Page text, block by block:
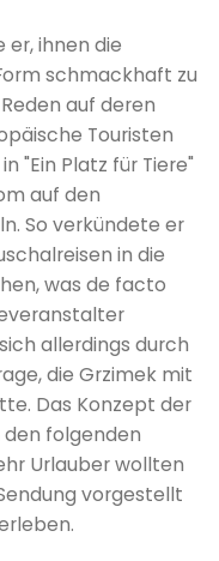
er, ihnen die
schmackhaft zu
auf deren
Touristen
"Ein Platz für Tiere"
auf den
So verkündete er
in die
was de facto
allerdings durch
die Grzimek mit
Das Konzept der
folgenden
Urlauber wollten
vorgestellt